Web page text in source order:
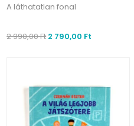
A láthatatlan fonal
2 990,00 Ft 2 790,00 Ft